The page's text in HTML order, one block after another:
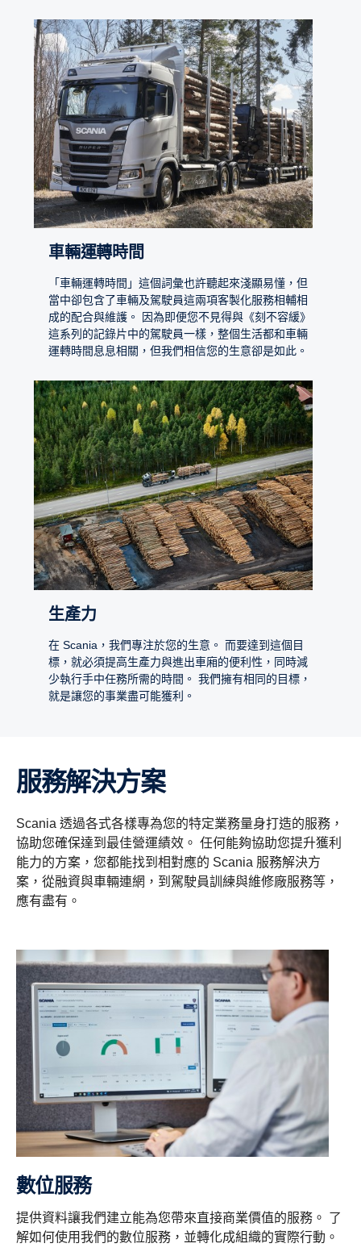
車輛運轉時間
「車輛運轉時間」這個詞彙也許聽起來淺顯易懂，但
當中卻包含了車輛及駕駛員這兩項客製化服務相輔相
成的配合與維護。 因為即便您不見得與《刻不容緩》
這系列的記錄片中的駕駛員一樣，整個生活都和車輛
運轉時間息息相關，但我們相信您的生意卻是如此。
生產力
在 Scania，我們專注於您的生意。 而要達到這個目
標，就必須提高生產力與進出車廂的便利性，同時減
少執行手中任務所需的時間。 我們擁有相同的目標，
就是讓您的事業盡可能獲利。
服務解決方案
Scania 透過各式各樣專為您的特定業務量身打造的服務，
協助您確保達到最佳營運績效。 任何能夠協助您提升獲利
能力的方案，您都能找到相對應的 Scania 服務解決方
案，從融資與車輛連網，到駕駛員訓練與維修廠服務等，
應有盡有。
數位服務
提供資料讓我們建立能為您帶來直接商業價值的服務。 了
解如何使用我們的數位服務，並轉化成組織的實際行動。